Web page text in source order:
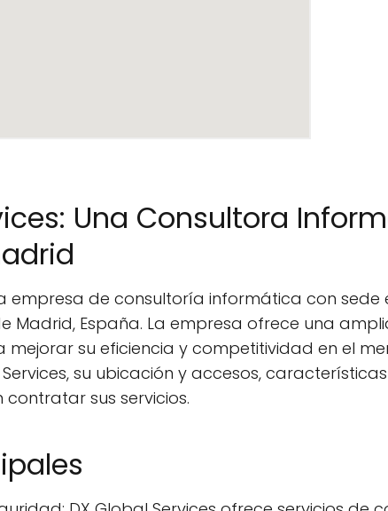
Una Consultora
empresa de consultoría informática con
Madrid, España. La empresa ofrece una
su eficiencia y competitividad en el
su ubicación y accesos,
sus servicios.